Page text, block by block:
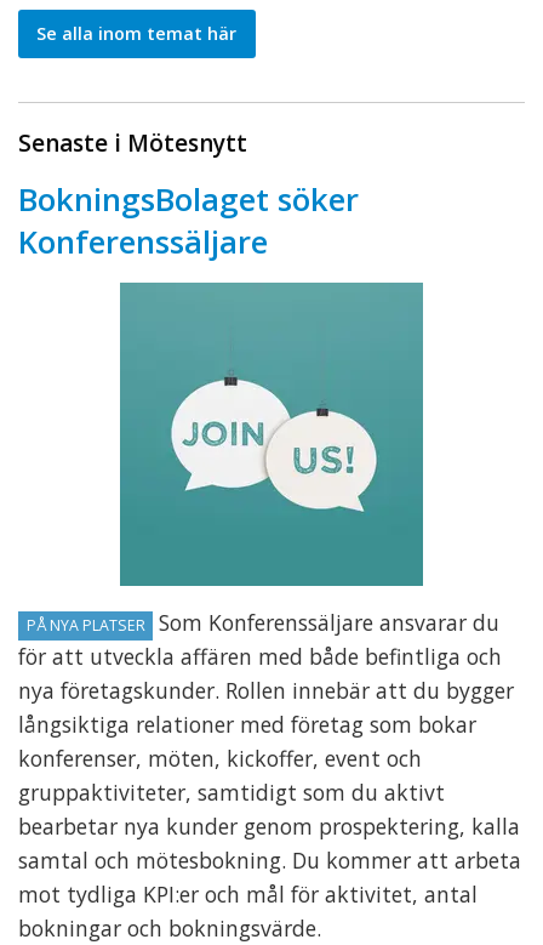
Se alla inom temat här
Senaste i Mötesnytt
BokningsBolaget söker
Konferenssäljare
PÅ NYA PLATSER
Som Konferenssäljare ansvarar du
för att utveckla affären med både befintliga och
nya företagskunder. Rollen innebär att du bygger
långsiktiga relationer med företag som bokar
konferenser, möten, kickoffer, event och
gruppaktiviteter, samtidigt som du aktivt
bearbetar nya kunder genom prospektering, kalla
samtal och mötesbokning. Du kommer att arbeta
mot tydliga KPI:er och mål för aktivitet, antal
bokningar och bokningsvärde.